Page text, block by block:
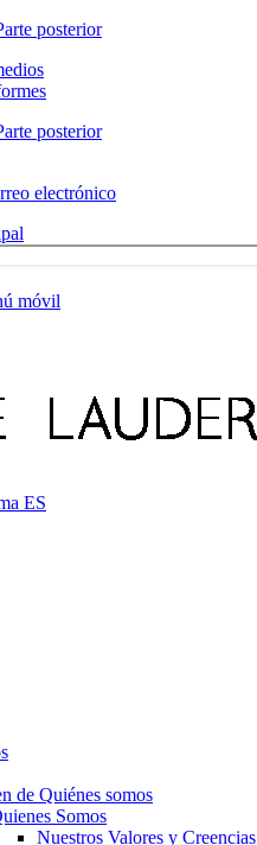
posterior
posterior
electrónico
móvil
ES
de Quiénes somos
Somos
Nuestros Valores y Creencias